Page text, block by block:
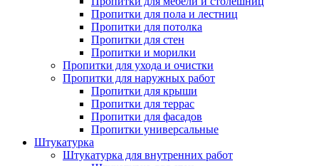
Пропитки для пола и лестниц
Пропитки для потолка
Пропитки для стен
Пропитки и морилки
Пропитки для ухода и очистки
Пропитки для наружных работ
Пропитки для крыши
Пропитки для террас
Пропитки для фасадов
Пропитки универсальные
Штукатурка
Штукатурка для внутренних работ